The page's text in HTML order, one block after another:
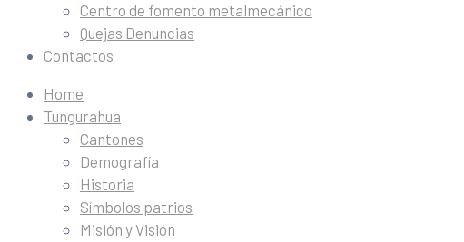
Centro de fomento metalmecánico
Quejas Denuncias
Contactos
Home
Tungurahua
Cantones
Demografía
Historia
Símbolos patrios
Misión y Visión